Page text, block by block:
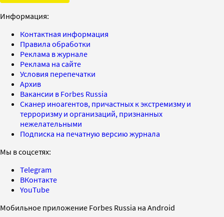
Информация:
Контактная информация
Правила обработки
Реклама в журнале
Реклама на сайте
Условия перепечатки
Архив
Вакансии в Forbes Russia
Сканер иноагентов, причастных к экстремизму и
терроризму и организаций, признанных
нежелательными
Подписка на печатную версию журнала
Мы в соцсетях:
Telegram
ВКонтакте
YouTube
Мобильное приложение Forbes Russia на Android